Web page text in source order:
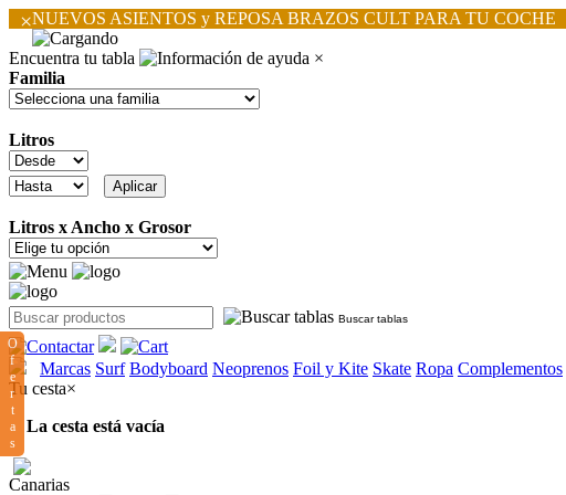
×NUEVOS ASIENTOS y REPOSA BRAZOS CULT PARA TU COCHE
Encuentra tu tabla
×
Familia
Litros
Litros x Ancho x Grosor
Buscar tablas
Marcas Surf Bodyboard Neoprenos Foil y Kite Skate Ropa Complementos
O
f
e
r
t
a
s
Tu cesta×
La cesta está vacía
Canarias